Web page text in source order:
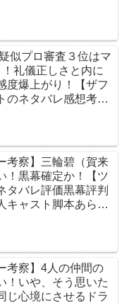
似プロ審査３位はマ
礼儀正しさと内に
度爆上がり！【ザフ
のネタバレ感想考察
・BE:FIRST・ビー
考察】三輪碧（賀来
！黒幕確定か！【ツ
タバレ評価黒幕評判
キャスト脚本あらす
考察】4人の仲間の
！いや、そう思いた
じ心境にさせるドラ